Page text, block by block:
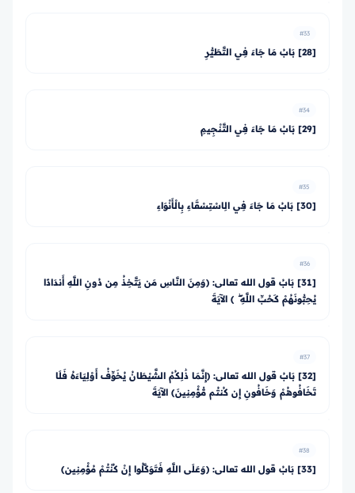
#33
[28] بَابُ مَا جَاءَ فِي التَّطَيُّرِ
#34
[29] بَابُ مَا جَاءَ فِي التَّنْجِيمِ
#35
[30] بَابُ مَا جَاءَ فِي الِاسْتِسْقَاءِ بِالْأَنْوَاءِ
#36
[31] بَابُ قول الله تعالى: ﴿وَمِنَ النَّاسِ مَن يَتَّخِذُ مِن دُونِ اللَّهِ أَندَادًا
يُحِبُّونَهُمْ كَحُبِّ اللَّهِ ۖ ﴾ الآيَةَ
#37
[32] بَابُ قول الله تعالى: ﴿إِنَّمَا ذَٰلِكُمُ الشَّيْطَانُ يُخَوِّفُ أَوْلِيَاءَهُ فَلَا
تَخَافُوهُمْ وَخَافُونِ إِن كُنتُم مُّؤْمِنِينَ﴾ الآيَةَ
#38
[33] بَابُ قول الله تعالى: ﴿وَعَلَى اللَّهِ فَتَوَكَّلُوا إِنْ كُنْتُمْ مُؤْمِنِين﴾